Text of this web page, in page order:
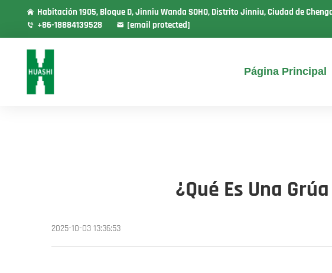
Habitación 1905, Bloque D, Jinniu Wanda SOHO, Distrito Jinniu, Ciudad de
+86-18884139528
[email protected]
Página Principal
¿Qué Es Una
2025-10-03 13:36:53